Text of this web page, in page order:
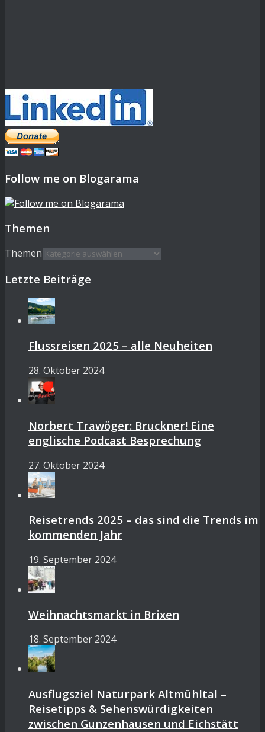
Follow me on Blogarama
Themen
Themen
Letzte Beiträge
Flussreisen 2025 – alle Neuheiten
28. Oktober 2024
Norbert Trawöger: Bruckner! Eine
englische Podcast Besprechung
27. Oktober 2024
Reisetrends 2025 – das sind die Trends im
kommenden Jahr
19. September 2024
Weihnachtsmarkt in Brixen
18. September 2024
Ausflugsziel Naturpark Altmühltal –
Reisetipps & Sehenswürdigkeiten
zwischen Gunzenhausen und Eichstätt